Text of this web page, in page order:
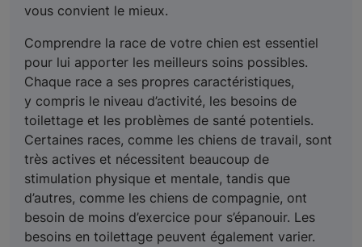
vous convient le mieux.
Comprendre la race de votre chien est essentiel
pour lui apporter les meilleurs soins possibles.
Chaque race a ses propres caractéristiques,
y compris le niveau d’activité, les besoins de
toilettage et les problèmes de santé potentiels.
Certaines races, comme les chiens de travail, sont
très actives et nécessitent beaucoup de
stimulation physique et mentale, tandis que
d’autres, comme les chiens de compagnie, ont
besoin de moins d’exercice pour s’épanouir. Les
besoins en toilettage peuvent également varier.